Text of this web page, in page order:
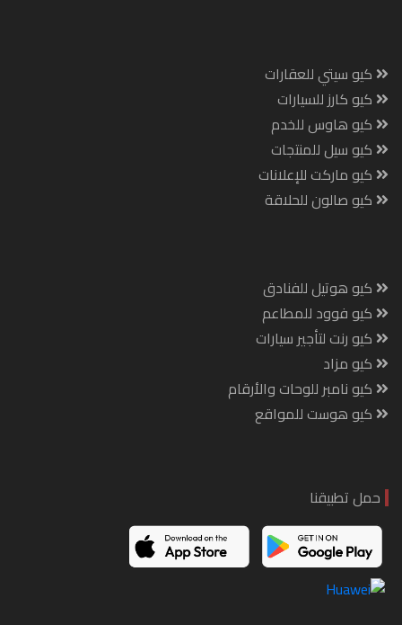
كيو سيتي للعقارات
كيو كارز للسيارات
كيو هاوس للخدم
كيو سيل للمنتجات
كيو ماركت للإعلانات
كيو صالون للحلاقة
كيو هوتيل للفنادق
كيو فوود للمطاعم
كيو رنت لتأجير سيارات
كيو مزاد
كيو نامبر للوحات والأرقام
كيو هوست للمواقع
حمل تطبيقنا